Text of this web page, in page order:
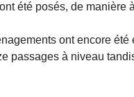
été posés, de manière
ont encore
passages à niveau